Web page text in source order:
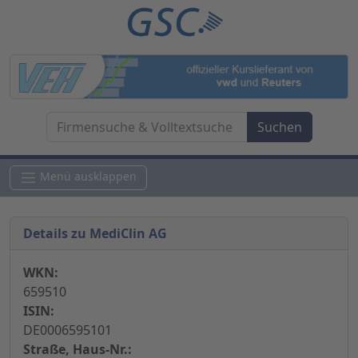
Menü ausklappen
Details zu MediClin AG
WKN:
659510
ISIN:
DE0006595101
Straße, Haus-Nr.: